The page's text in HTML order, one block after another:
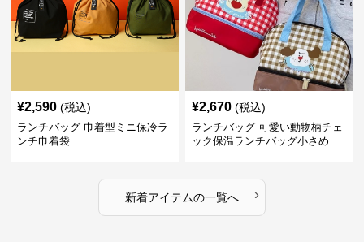
¥2,590 (税込)
ランチバッグ 巾着型ミニ保冷ラ
ンチ巾着袋
¥2,670 (税込)
ランチバッグ 可愛い動物柄チェ
ック保温ランチバッグ小さめ
新着アイテムの一覧へ ›